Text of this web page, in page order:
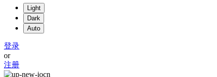
Light
Dark
Auto
登录
or
注册